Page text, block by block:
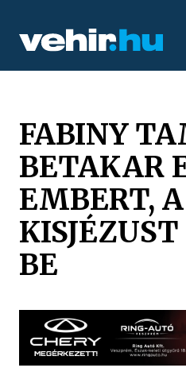
FABINY
BETAKAR
EMBERT, A
BE